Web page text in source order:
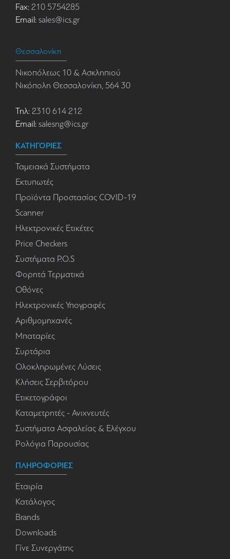
Fax: 210 5754285
Email: sales@ics.gr
Θεσσαλονίκη
Νικοπόλεως 10 & Ασκληπιού
Νικόπολη Θεσσαλονίκη, 564 30
Τηλ: 2310 614 212
Email: salesng@ics.gr
ΚΑΤΗΓΟΡΙΕΣ
Ταμειακά Συστήματα
Εκτυπωτές
Προϊόντα Προστασίας COVID-19
Scanner
Ηλεκτρονικές Ετικέτες
Price Checkers
Συστήματα P.O.S
Φορητά Τερματικά
Οθόνες
Ηλεκτρονικές Υπογραφές
Αριθμομηχανές
Μπαταρίες
Συρτάρια
Ολοκληρωμένες Λύσεις
Κλήσεις Σερβιτόρου
Ετικετογράφοι
Καταμετρητές - Ανιχνευτές
Συστήματα Ασφαλείας & Ελέγχου
Ρολόγια Παρουσίας
ΠΛΗΡΟΦΟΡΙΕΣ
Εταιρία
Κατάλογος
Brands
Downloads
Γίνε Συνεργάτης